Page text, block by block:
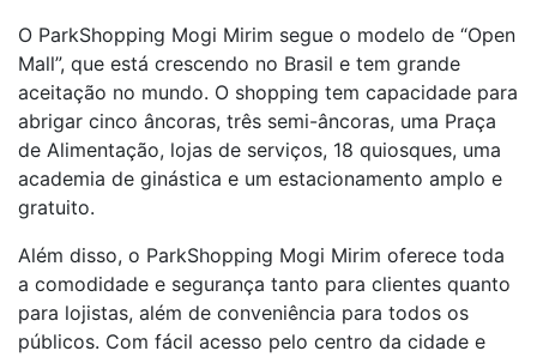
O ParkShopping Mogi Mirim segue o modelo de “Open
Mall”, que está crescendo no Brasil e tem grande
aceitação no mundo. O shopping tem capacidade para
abrigar cinco âncoras, três semi-âncoras, uma Praça
de Alimentação, lojas de serviços, 18 quiosques, uma
academia de ginástica e um estacionamento amplo e
gratuito.
Além disso, o ParkShopping Mogi Mirim oferece toda
a comodidade e segurança tanto para clientes quanto
para lojistas, além de conveniência para todos os
públicos. Com fácil acesso pelo centro da cidade e